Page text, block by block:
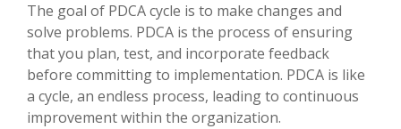
The goal of PDCA cycle is to make changes and
solve problems. PDCA is the process of ensuring
that you plan, test, and incorporate feedback
before committing to implementation. PDCA is like
a cycle, an endless process, leading to continuous
improvement within the organization.